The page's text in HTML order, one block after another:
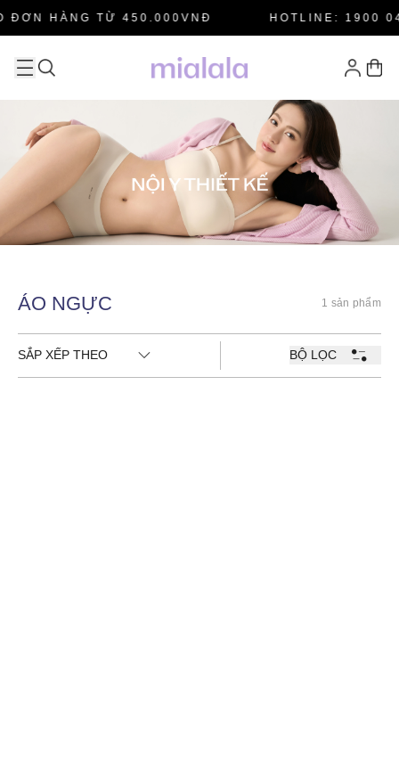
ĐƠN HÀNG TỪ 450.000VNĐ HOTLINE: 1900
ÁO NGỰC 1 sản phẩm
SẮP XẾP THEO BỘ LỌC